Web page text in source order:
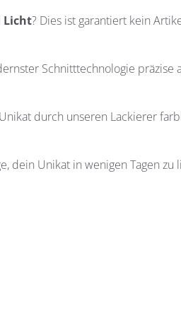
Licht? Dies ist garantiert kein
Schnitttechnologie präzise
durch unseren Lackierer
dein Unikat in wenigen Tagen zu